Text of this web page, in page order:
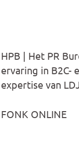
HPB | Het PR
ervaring in B2C-
expertise van
FONK ONLINE